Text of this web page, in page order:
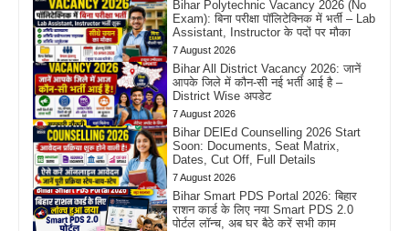
Bihar Polytechnic Vacancy 2026 (No
Exam): बिना परीक्षा पॉलिटेक्निक में भर्ती – Lab
Assistant, Instructor के पदों पर मौका
7 August 2026
Bihar All District Vacancy 2026: जानें
आपके जिले में कौन-सी नई भर्ती आई है –
District Wise अपडेट
7 August 2026
Bihar DElEd Counselling 2026 Start
Soon: Documents, Seat Matrix,
Dates, Cut Off, Full Details
7 August 2026
Bihar Smart PDS Portal 2026: बिहार
राशन कार्ड के लिए नया Smart PDS 2.0
पोर्टल लॉन्च, अब घर बैठे करें सभी काम